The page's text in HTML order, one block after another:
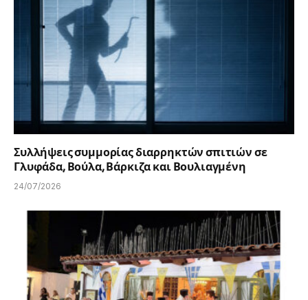
Συλλήψεις συμμορίας διαρρηκτών σπιτιών σε
Γλυφάδα, Βούλα, Βάρκιζα και Βουλιαγμένη
24/07/2026